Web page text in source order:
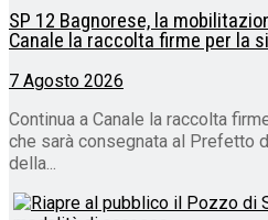
SP 12 Bagnorese, la
Canale la raccolta firme per la
7 Agosto 2026
Continua a Canale la raccolta
che sarà consegnata al Prefetto
della...